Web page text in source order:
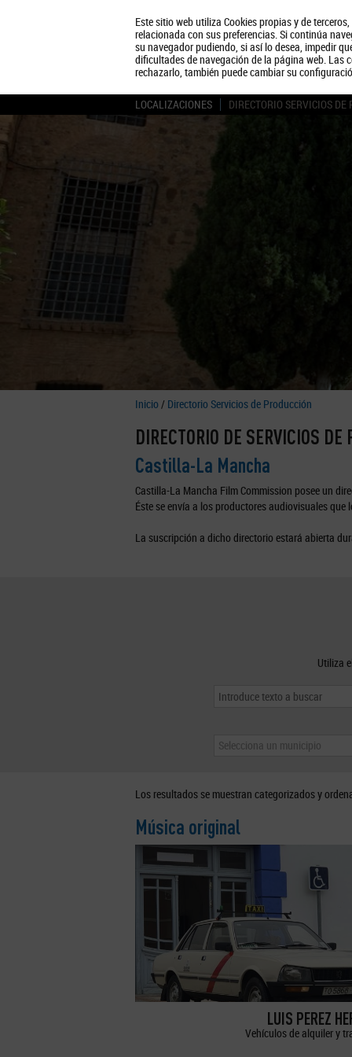
Este sitio web utiliza Cookies propias y de
relacionada con sus preferencias. Si continúa
su navegador pudiendo, si así lo desea, impedir
dificultades de navegación de la página web. Las
rechazarlo, también puede cambiar su
LOCALIZACIONES DIRECTORIO SERVICIOS DE
Inicio / Directorio Servicios de Producción
DIRECTORIO DE SERVICIOS DE
Castilla-La Mancha
Castilla-La Mancha Film Commission posee un
Éste se envía a los productores audiovisuales que
La suscripción a dicho directorio estará abierta
Utiliza
Selecciona un municipio
Los resultados se muestran categorizados y
Música original
LUIS PEREZ
Vehículos de alquiler y